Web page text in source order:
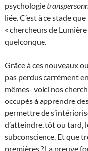
psychologie
liée. C’est à ce stade
« chercheurs de
quelconque.
Grâce à ces nouveaux
pas perdus carrément
mêmes- voici nos
occupés à apprendre
permettre de
d’atteindre, tôt ou tard,
subconscience. Et que
premières ? La preuve